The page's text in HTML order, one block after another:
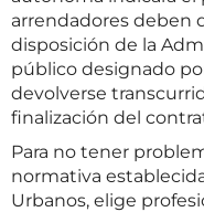
arrendadores deben
disposición de la
público designado
devolverse
finalización del
Para no tener
normativa
Urbanos, elige